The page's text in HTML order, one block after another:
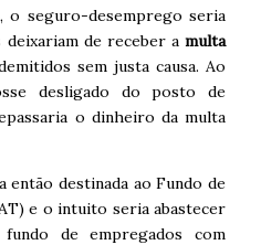
o seguro-desemprego seria
de receber a multa
sem justa causa. Ao
desligado do posto de
o dinheiro da multa
então destinada ao Fundo de
e o intuito seria abastecer
de empregados com